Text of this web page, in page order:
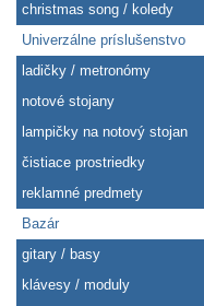
christmas song / koledy
Univerzálne príslušenstvo
ladičky / metronómy
notové stojany
lampičky na notový stojan
čistiace prostriedky
reklamné predmety
Bazár
gitary / basy
klávesy / moduly